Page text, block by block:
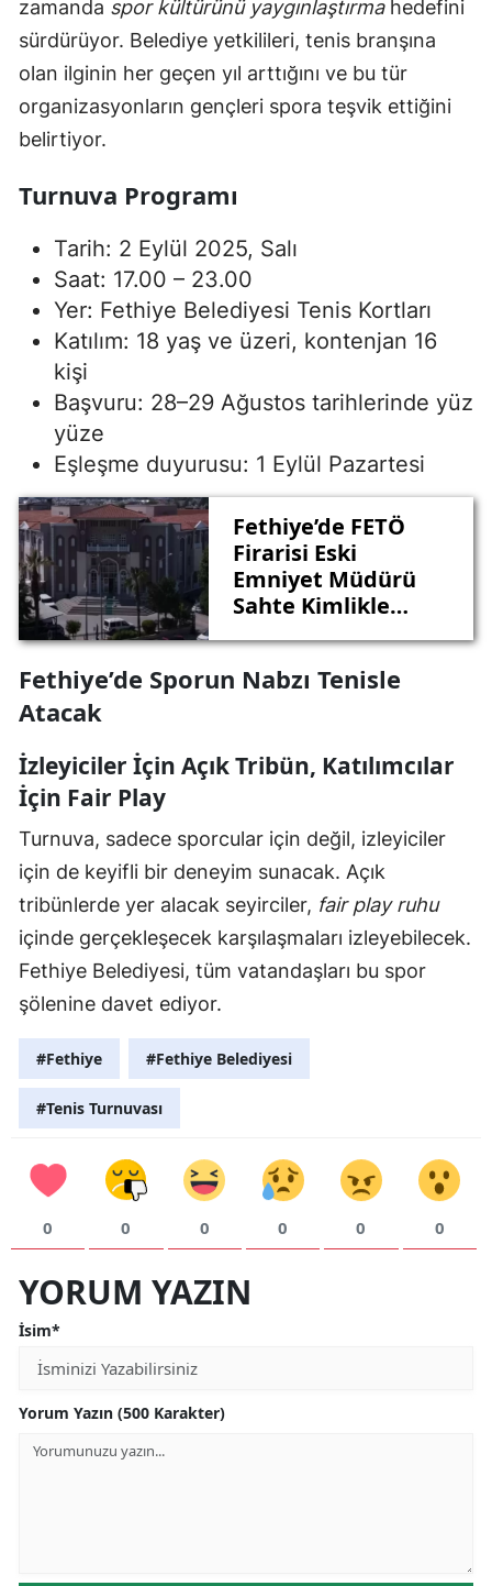
zamanda spor kültürünü yaygınlaştırmahedefini
sürdürüyor. Belediye yetkilileri, tenis branşına
olan ilginin her geçen yıl arttığını ve bu tür
organizasyonların gençleri spora teşvik ettiğini
belirtiyor.
Turnuva Programı
Tarih: 2 Eylül 2025, Salı
Saat: 17.00 – 23.00
Yer: Fethiye Belediyesi Tenis Kortları
Katılım: 18 yaş ve üzeri, kontenjan 16
kişi
Başvuru: 28–29 Ağustos tarihlerinde yüz
yüze
Eşleşme duyurusu: 1 Eylül Pazartesi
Fethiye’de FETÖ
Firarisi Eski
Emniyet Müdürü
Sahte Kimlikle
Cezasıyla
Fethiye’de Sporun Nabzı Tenisle
Atacak
İzleyiciler İçin Açık Tribün, Katılımcılar
İçin Fair Play
Turnuva, sadece sporcular için değil, izleyiciler
için de keyifli bir deneyim sunacak. Açık
tribünlerde yer alacak seyirciler, fair play ruhu
içinde gerçekleşecek karşılaşmaları izleyebilecek.
Fethiye Belediyesi, tüm vatandaşları bu spor
şölenine davet ediyor.
#Fethiye #Fethiye Belediyesi
#Tenis Turnuvası
0 0 0 0 0 0
YORUM YAZIN
İsim*
Yorum Yazın (500 Karakter)